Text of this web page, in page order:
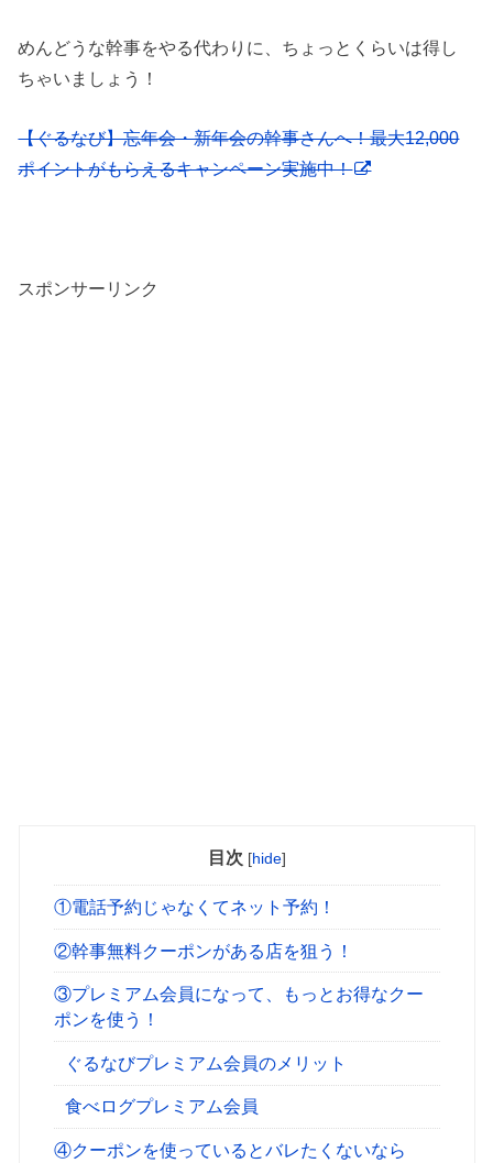
めんどうな幹事をやる代わりに、ちょっとくらいは得し
ちゃいましょう！
【ぐるなび】忘年会・新年会の幹事さんへ！最大12,000
ポイントがもらえるキャンペーン実施中！
スポンサーリンク
目次 [hide]
①電話予約じゃなくてネット予約！
②幹事無料クーポンがある店を狙う！
③プレミアム会員になって、もっとお得なクー
ポンを使う！
ぐるなびプレミアム会員のメリット
食べログプレミアム会員
④クーポンを使っているとバレたくないなら